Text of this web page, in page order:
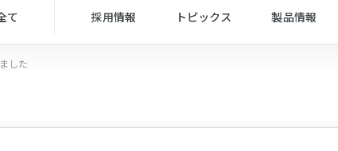
て 採用情報 トピックス 製品情報
した